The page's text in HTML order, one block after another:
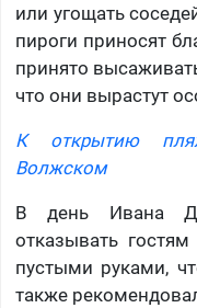
или угощать
пироги приносят
принято
что они вырастут
К открытию
Волжском
В день Ивана
отказывать
пустыми руками,
также